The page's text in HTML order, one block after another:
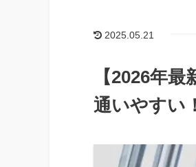
2025.05.21
【2026年
通いやすい！